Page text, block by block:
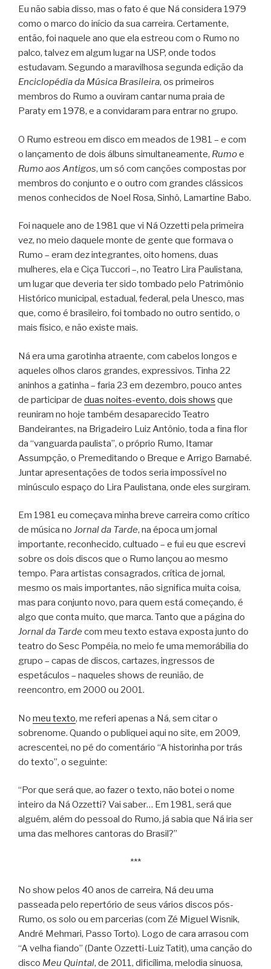
Eu não sabia disso, mas o fato é que Ná considera 1979
como o marco do início da sua carreira. Certamente,
então, foi naquele ano que ela estreou com o Rumo no
palco, talvez em algum lugar na USP, onde todos
estudavam. Segundo a maravilhosa segunda edição da
Enciclopédia da Música Brasileira, os primeiros
membros do Rumo a ouviram cantar numa praia de
Paraty em 1978, e a convidaram para entrar no grupo.
O Rumo estreou em disco em meados de 1981 – e com
o lançamento de dois álbuns simultaneamente, Rumoe
Rumo aos Antigos, um só com canções compostas por
membros do conjunto e o outro com grandes clássicos
menos conhecidos de Noel Rosa, Sinhô, Lamartine Babo.
Foi naquele ano de 1981 que vi Ná Ozzetti pela primeira
vez, no meio daquele monte de gente que formava o
Rumo – eram dez integrantes, oito homens, duas
mulheres, ela e Ciça Tuccori –, no Teatro Lira Paulistana,
um lugar que deveria ter sido tombado pelo Patrimônio
Histórico municipal, estadual, federal, pela Unesco, mas
que, como é brasileiro, foi tombado no outro sentido, o
mais físico, e não existe mais.
Ná era uma garotinha atraente, com cabelos longos e
aqueles olhos claros grandes, expressivos. Tinha 22
aninhos a gatinha – faria 23 em dezembro, pouco antes
de participar de duas noites-evento, dois shows que
reuniram no hoje também desaparecido Teatro
Bandeirantes, na Brigadeiro Luiz Antônio, toda a fina flor
da “vanguarda paulista”, o próprio Rumo, Itamar
Assumpção, o Premeditando o Breque e Arrigo Barnabé.
Juntar apresentações de todos seria impossível no
minúsculo espaço do Lira Paulistana, onde eles surgiram.
Em 1981 eu começava minha breve carreira como crítico
de música no Jornal da Tarde, na época um jornal
importante, reconhecido, cultuado – e fui eu que escrevi
sobre os dois discos que o Rumo lançou ao mesmo
tempo. Para artistas consagrados, crítica de jornal,
mesmo os mais importantes, não significa muita coisa,
mas para conjunto novo, para quem está começando, é
algo que conta muito, que marca. Tanto que a página do
Jornal da Tarde com meu texto estava exposta junto do
teatro do Sesc Pompéia, no meio fe uma memorábilia do
grupo – capas de discos, cartazes, ingressos de
espetáculos – naqueles shows de reunião, de
reencontro, em 2000 ou 2001.
No meu texto, me referi apenas a Ná, sem citar o
sobrenome. Quando o publiquei aqui no site, em 2009,
acrescentei, no pé do comentário “A historinha por trás
do texto”, o seguinte:
“Por que será que, ao fazer o texto, não botei o nome
inteiro da Ná Ozzetti? Vai saber… Em 1981, será que
alguém, além do pessoal do Rumo, já sabia que Ná iria ser
uma das melhores cantoras do Brasil?”
***
No show pelos 40 anos de carreira, Ná deu uma
passeada pelo repertório de seus vários discos pós-
Rumo, os solo ou em parcerias (com Zé Miguel Wisnik,
André Mehmari, Passo Torto). Logo de cara arrasou com
“A velha fiando” (Dante Ozzetti-Luiz Tatit), uma canção do
disco Meu Quintal, de 2011, dificílima, melodia sinuosa,